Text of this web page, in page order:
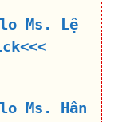
Ms. Lệ
Ms. Hân